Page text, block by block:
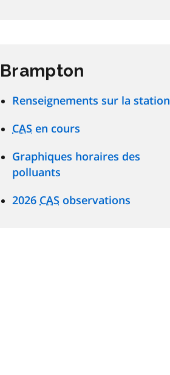
Brampton
Renseignements sur la station
CAS en cours
Graphiques horaires des
polluants
2026 CAS observations